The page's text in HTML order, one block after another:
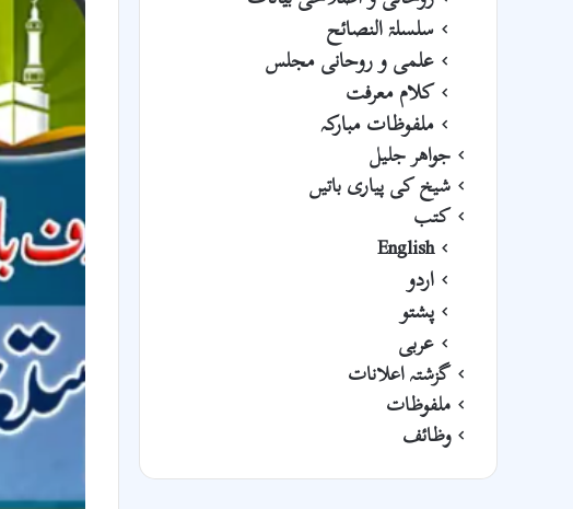
سلسلۃ النصائح
علمی و روحانی مجلس
کلام معرفت
ملفوظات مبارکہ
جواھر جلیل
شیخ کی پیاری باتیں
کتب
English
اردو
پشتو
عربی
گزشتہ اعلانات
ملفوظات
وظائف